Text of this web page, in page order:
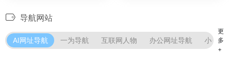
导航网站
AI网址导航 一为导航 互联网人物 办公网址导航 小众工
更
多
+